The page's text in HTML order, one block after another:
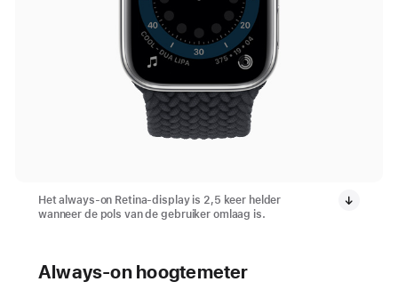
Het always-on Retina-display is 2,5 keer helder
wanneer de pols van de gebruiker omlaag is.
Always-on hoogtemeter